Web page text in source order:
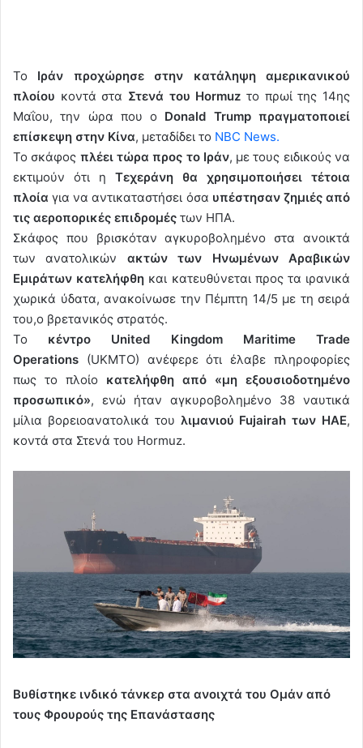
Το Ιράν προχώρησε στην κατάληψη αμερικανικού
πλοίου κοντά στα Στενά του Hormuz το πρωί της 14ης
Μαΐου, την ώρα που ο Donald Trump πραγματοποιεί
επίσκεψη στην Κίνα, μεταδίδει το NBC News.
Το σκάφος πλέει τώρα προς το Ιράν, με τους ειδικούς να
εκτιμούν ότι η Τεχεράνη θα χρησιμοποιήσει τέτοια
πλοία για να αντικαταστήσει όσα υπέστησαν ζημιές από
τις αεροπορικές επιδρομές των ΗΠΑ.
Σκάφος που βρισκόταν αγκυροβολημένο στα ανοικτά
των ανατολικών ακτών των Ηνωμένων Αραβικών
Εμιράτων κατελήφθη και κατευθύνεται προς τα ιρανικά
χωρικά ύδατα, ανακοίνωσε την Πέμπτη 14/5 με τη σειρά
του,ο βρετανικός στρατός.
Το κέντρο United Kingdom Maritime Trade
Operations (UKMTO) ανέφερε ότι έλαβε πληροφορίες
πως το πλοίο κατελήφθη από «μη εξουσιοδοτημένο
προσωπικό», ενώ ήταν αγκυροβολημένο 38 ναυτικά
μίλια βορειοανατολικά του λιμανιού Fujairah των ΗΑΕ,
κοντά στα Στενά του Hormuz.
Βυθίστηκε ινδικό τάνκερ στα ανοιχτά του Ομάν από
τους Φρουρούς της Επανάστασης